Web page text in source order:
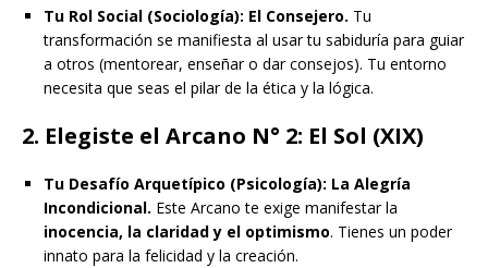
Tu Rol Social (Sociología): El Consejero. Tu
transformación se manifiesta al usar tu sabiduría para guiar
a otros (mentorear, enseñar o dar consejos). Tu entorno
necesita que seas el pilar de la ética y la lógica.
2. Elegiste el Arcano N° 2: El Sol (XIX)
Tu Desafío Arquetípico (Psicología): La Alegría
Incondicional. Este Arcano te exige manifestar la
inocencia, la claridad y el optimismo. Tienes un poder
innato para la felicidad y la creación.